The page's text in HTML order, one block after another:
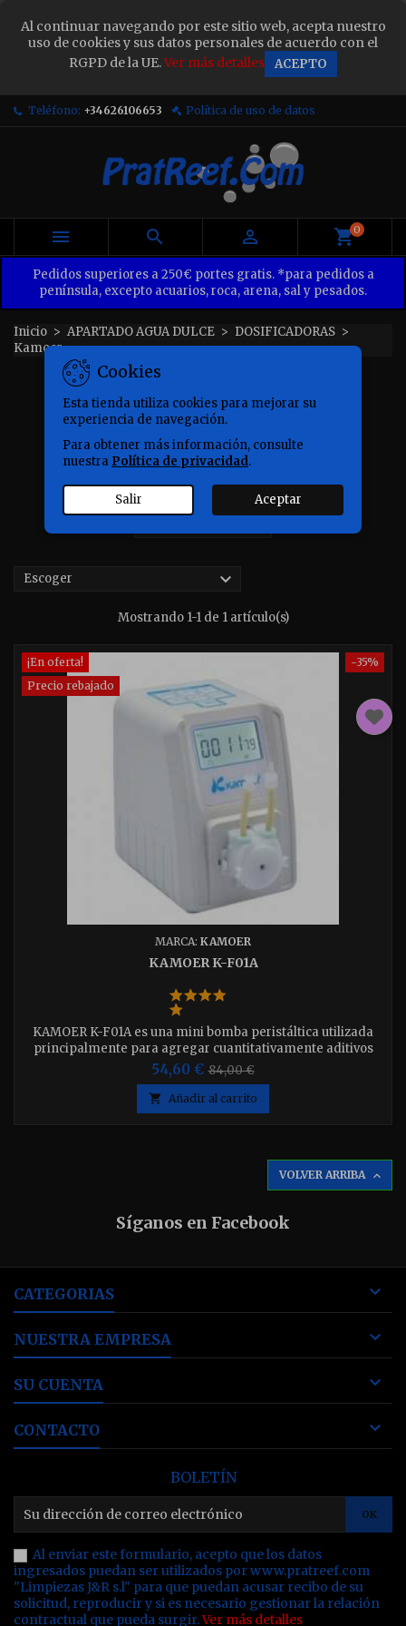
Al continuar navegando por este sitio web, acepta nuestro
uso de cookies y sus datos personales de acuerdo con el
RGPD de la UE.Ver más detalles ACEPTO
Teléfono: +34626106653 Política de uso de datos
   0
Pedidos superiores a 250€ portes gratis. *para pedidos a
península, excepto acuarios, roca, arena, sal y pesados.
Inicio APARTADO AGUA DULCE
DOSIFICADORAS
Kamoer
KAMOER
Escoger 
Mostrando 1-1 de 1 artículo(s)
-35%
¡En oferta!
Precio rebajado
MARCA: KAMOER
KAMOER K-F01A
KAMOER K-F01A es una mini bomba peristáltica utilizada
principalmente para agregar cuantitativamente aditivos
para acuarios, como suplementos de Ca, Mg y KH. Mantiene
fácilmente la calidad del agua y reduce en gran medida la
carga de trabajo del usuario. Pequeño y poderoso
54,60 € 84,00 €
 Añadir al carrito
VOLVER ARRIBA 
Síganos en Facebook
CATEGORIAS 
NUESTRA EMPRESA 
SU CUENTA 
CONTACTO 
Cookies
Esta tienda utiliza cookies para mejorar su
experiencia de navegación.
Para obtener más información, consulte
nuestra Política de privacidad.
Salir Aceptar
BOLETÍN
Al enviar este formulario, acepto que los datos
ingresados puedan ser utilizados por www.pratreef.com
"Limpiezas J&R s.l" para que puedan acusar recibo de su
solicitud, reproducir y si es necesario gestionar la relación
contractual que pueda surgir.Ver más detalles
Sign in ×
You need to be logged in to save products in your
wish list.